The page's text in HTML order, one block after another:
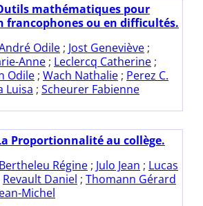
mathématiques pour
francophones ou en difficultés.
Odile ; Jost Geneviève ;
Anne ; Leclercq Catherine ;
Odile ; Wach Nathalie ; Perez C.
Luisa ; Scheurer Fabienne
Proportionnalité au collège.
Bertheleu Régine ; Julo Jean ; Lucas
Revault Daniel ; Thomann Gérard
Michel